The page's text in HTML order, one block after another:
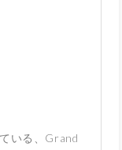
いる、Grand